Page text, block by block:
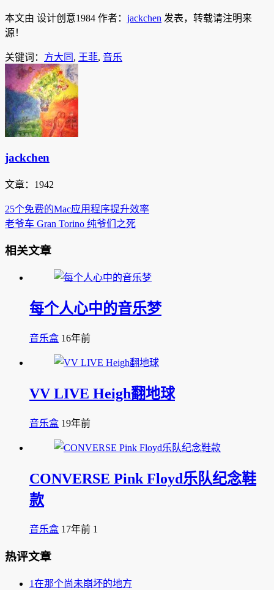
本文由 设计创意1984 作者： jackchen 发表，转载请注明来
源！
关键词： 方大同 , 王菲, 音乐
jackchen
文章：1942
25个免费的Mac应用程序提升效率
老爷车 Gran Torino 纯爷们之死
相关文章
每个人心中的音乐梦
音乐盒 16年前
VV LIVE Heigh翻地球
音乐盒 19年前
CONVERSE Pink Floyd乐队纪念鞋
款
音乐盒 17年前 1
热评文章
1在那个尚未崩坏的地方